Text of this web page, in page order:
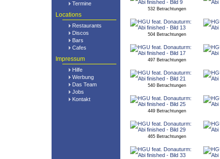
Termine
Locations
Restaurants
Discos
Bars
Cafes
Impressum
Hilfe
Werbung
Das Team
Jobs
Kontakt
532 Betrachtungen
504 Betrachtungen
497 Betrachtungen
540 Betrachtungen
449 Betrachtungen
465 Betrachtungen